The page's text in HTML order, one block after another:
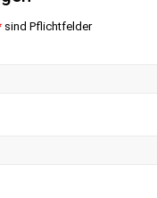
sind Pflichtfelder